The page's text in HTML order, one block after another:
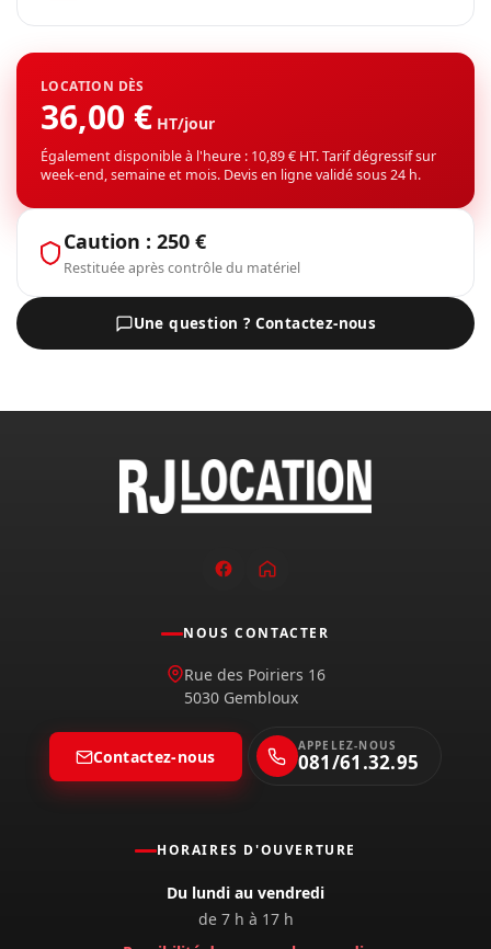
LOCATION DÈS
36,00 € HT/jour
Également disponible à l'heure : 10,89 € HT. Tarif dégressif sur
week-end, semaine et mois. Devis en ligne validé sous 24 h.
Caution : 250 €
Restituée après contrôle du matériel
Une question ? Contactez-nous
HORAIRES D'OUVERTURE
Du lundi au vendredi
de 7 h à 17 h
NOUS CONTACTER
Rue des Poiriers 16
5030 Gembloux
Contactez-nous
APPELEZ-NOUS
081/61.32.95